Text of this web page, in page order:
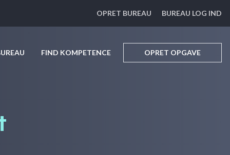
OPRET BUREAU BUREAU LOG IND
FIND KOMPETENCE OPRET OPGAVE